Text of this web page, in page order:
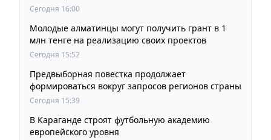
Сегодня 16:00
Молодые алматинцы могут получить грант в 1
млн тенге на реализацию своих проектов
Сегодня 15:52
Предвыборная повестка продолжает
формироваться вокруг запросов регионов страны
Сегодня 15:39
В Караганде строят футбольную академию
европейского уровня